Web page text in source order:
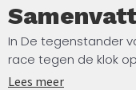
In De tegenstander
race tegen de klok
de rijkste steden ter
Lees meer